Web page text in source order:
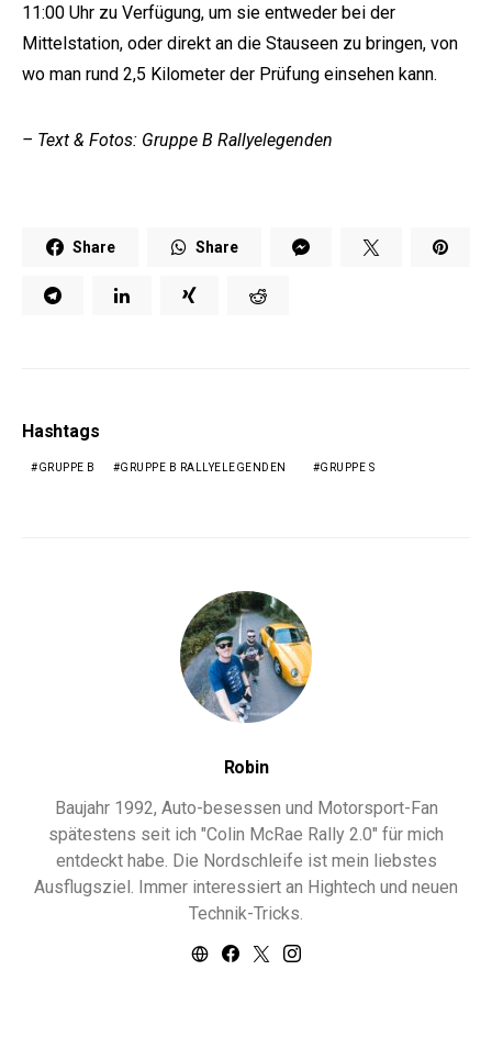
11:00 Uhr zu Verfügung, um sie entweder bei der
Mittelstation, oder direkt an die Stauseen zu bringen, von
wo man rund 2,5 Kilometer der Prüfung einsehen kann.
– Text & Fotos: Gruppe B Rallyelegenden
Share Share
Hashtags
GRUPPE B GRUPPE B RALLYELEGENDEN GRUPPE S
Robin
Baujahr 1992, Auto-besessen und Motorsport-Fan
spätestens seit ich "Colin McRae Rally 2.0" für mich
entdeckt habe. Die Nordschleife ist mein liebstes
Ausflugsziel. Immer interessiert an Hightech und neuen
Technik-Tricks.